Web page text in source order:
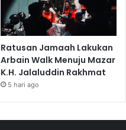
Ratusan Jamaah Lakukan
Arbain Walk Menuju Mazar
K.H. Jalaluddin Rakhmat
5 hari ago